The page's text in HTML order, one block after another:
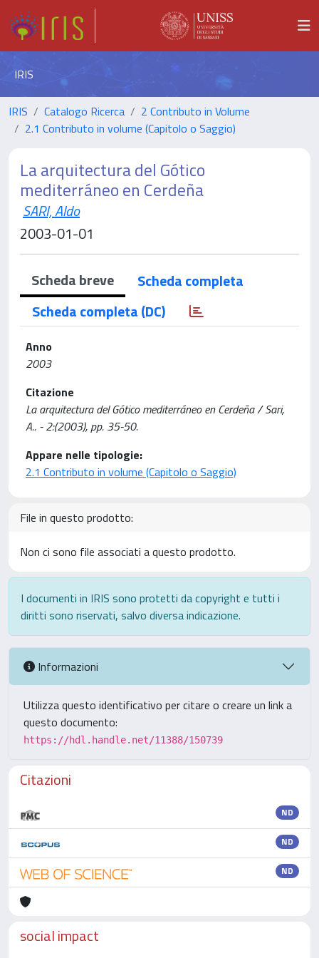
IRIS
IRIS Catalogo Ricerca
2 Contributo in Volume
2.1 Contributo in volume (Capitolo o Saggio)
La arquitectura del Gótico
mediterráneo en Cerdeña
SARI, Aldo
2003-01-01
Scheda breve
Scheda completa
Scheda completa (DC)
Anno
2003
Citazione
La arquitectura del Gótico mediterráneo en Cerdeña / Sari,
A.. - 2:(2003), pp. 35-50.
Appare nelle tipologie:
2.1 Contributo in volume (Capitolo o Saggio)
File in questo prodotto:
Non ci sono file associati a questo prodotto.
I documenti in IRIS sono protetti da copyright e tutti i
diritti sono riservati, salvo diversa indicazione.
Informazioni
Utilizza questo identificativo per citare o creare un link a
questo documento:
https://hdl.handle.net/11388/150739
Citazioni
ND
ND
ND
social impact